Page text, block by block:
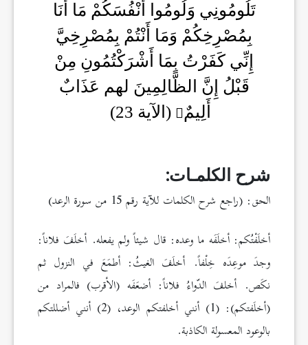
تَلُومُونِي وَلُومُوا أَنْفُسَكُمْ مَا أَنَا
بِمُصْرِخِكُمْ وَمَا أَنْتُمْ بِمُصْرِخِيَّ
إِنِّي كَفَرْتُ بِمَا أَشْرَكْتُمُونِ مِنْ
قَبْلُ إِنَّ الظَّالِمِينَ لهم عَذَابٌ
أَلِيمٌ
(الآية 23)
شرح الكلمـات:
الحق: (راجع شرح الكلمات للآية رقم 15 من سورة الرعد)
أخلَفْتُكم: أخلَفَه ما وعده: قال شيئاً ولم يفعله. أخلَفَ فلاناً:
وجدَ موعِدَه خِلْفاً. أخلَفَ الغيثُ: أطمَعَ في النزول ثم
نكَص. أخلفَ الدّواءُ فلاناً: أضعَفَه (الأقرب) فالمراد من
(أخلَفتكم): (1) أنني أخلفتكم الوعد، (2) أنني أضللتكم
بالوعود المعسولة الكاذبة.